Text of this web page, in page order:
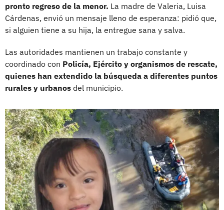
pronto regreso de la menor. La madre de Valeria, Luisa
Cárdenas, envió un mensaje lleno de esperanza: pidió que,
si alguien tiene a su hija, la entregue sana y salva.
Las autoridades mantienen un trabajo constante y
coordinado con Policía, Ejército y organismos de rescate,
quienes han extendido la búsqueda a diferentes puntos
rurales y urbanos del municipio.